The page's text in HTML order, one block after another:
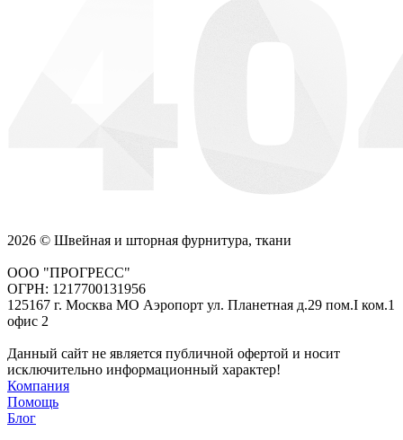
2026 © Швейная и шторная фурнитура, ткани
ООО "ПРОГРЕСС"
ОГРН: 1217700131956
125167 г. Москва МО Аэропорт ул. Планетная д.29 пом.I ком.1
офис 2
Данный сайт не является публичной офертой и носит
исключительно информационный характер!
Компания
Помощь
Блог